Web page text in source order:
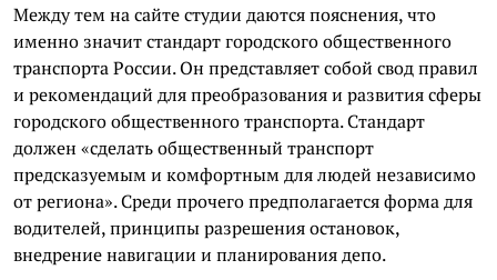
Между тем на сайте студии даются пояснения, что
именно значит стандарт городского общественного
транспорта России. Он представляет собой свод правил
и рекомендаций для преобразования и развития сферы
городского общественного транспорта. Стандарт
должен «сделать общественный транспорт
предсказуемым и комфортным для людей независимо
от региона». Среди прочего предполагается форма для
водителей, принципы разрешения остановок,
внедрение навигации и планирования депо.